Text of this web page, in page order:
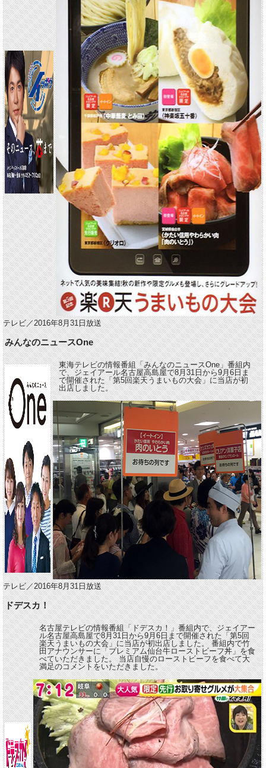
テレビ／2016年8月31日放送
みんなのニュースOne
東海テレビの情報番組「みんなのニュースOne」番組内
で、ジェイアール名古屋高島屋で8月31日から9月6日ま
で開催された「第5回楽天うまいもの大会」に当店が初
出店しました。
テレビ／2016年8月31日放送
ドデスカ！
名古屋テレビの情報番組「ドデスカ！」番組内で、ジェイアー
ル名古屋高島屋で8月31日から9月6日まで開催された「第5回
楽天うまいもの大会」に当店が初出店しました。 番組内で竹
田アナウンサーに「プレミアム仙台牛ローストビーフ丼」を食
べていただきました。 当店自慢のローストビーフを食べて大
満足のコメントをいただきました。